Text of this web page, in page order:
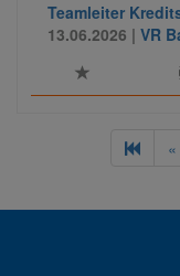
Für unseren
Compliance
weiteren Aufbau
der IT-Prüfung.
Teamleiter
13.06.2026 | VR
«